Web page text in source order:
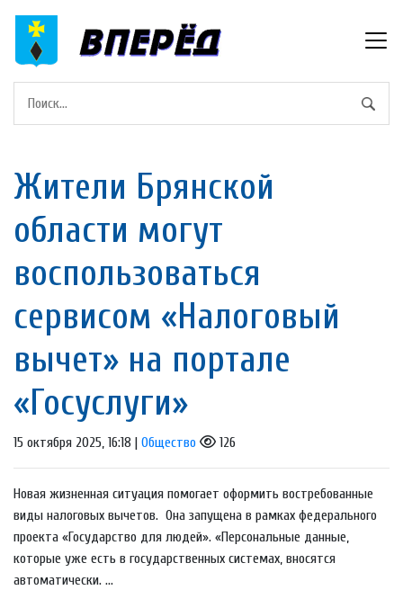
Жители Брянской
области могут
воспользоваться
сервисом «Налоговый
вычет» на портале
«Госуслуги»
15 октября 2025, 16:18 | Общество 126
Новая жизненная ситуация помогает оформить востребованные
виды налоговых вычетов. Она запущена в рамках федерального
проекта «Государство для людей». «Персональные данные,
которые уже есть в государственных системах, вносятся
автоматически. ...